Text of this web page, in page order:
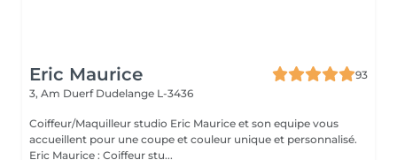
Eric Maurice
93
3, Am Duerf Dudelange L-3436
Coiffeur/Maquilleur studio Eric Maurice et son equipe vous
accueillent pour une coupe et couleur unique et personnalisé.
Eric Maurice : Coiffeur stu...